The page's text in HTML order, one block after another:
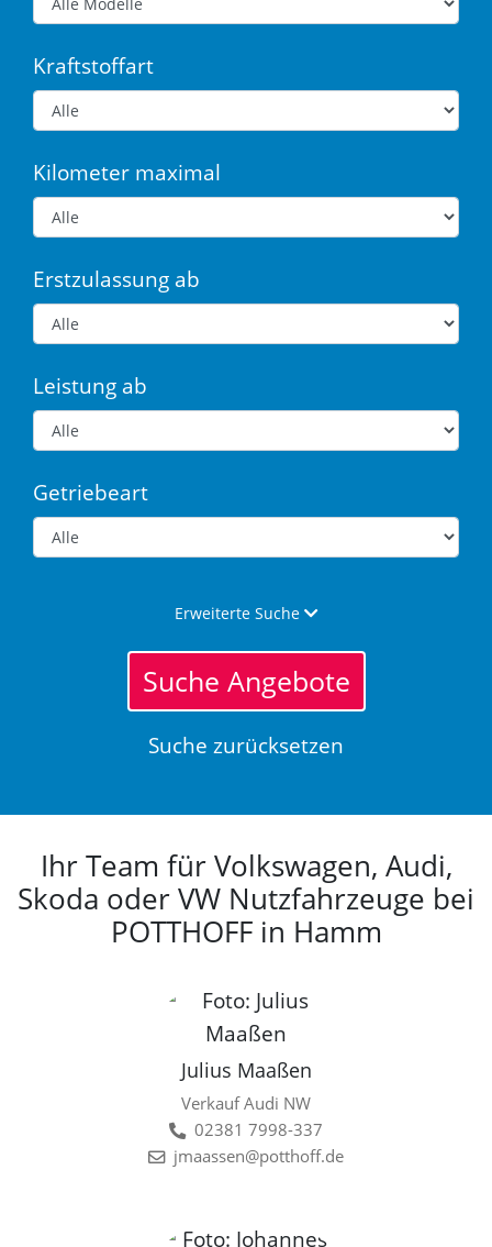
Kraftstoffart
Kilometer maximal
Erstzulassung ab
Leistung ab
Getriebeart
Erweiterte Suche
Suche Angebote
Suche zurücksetzen
Ihr Team für Volkswagen, Audi,
Skoda oder VW Nutzfahrzeuge bei
POTTHOFF in Hamm
Julius Maaßen
Verkauf Audi NW
02381 7998-337
jmaassen@potthoff.de